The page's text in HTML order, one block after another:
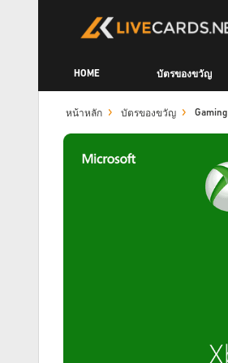
HOME บัตรของขวัญ
หน้าหลัก บัตรของขวัญ Gaming